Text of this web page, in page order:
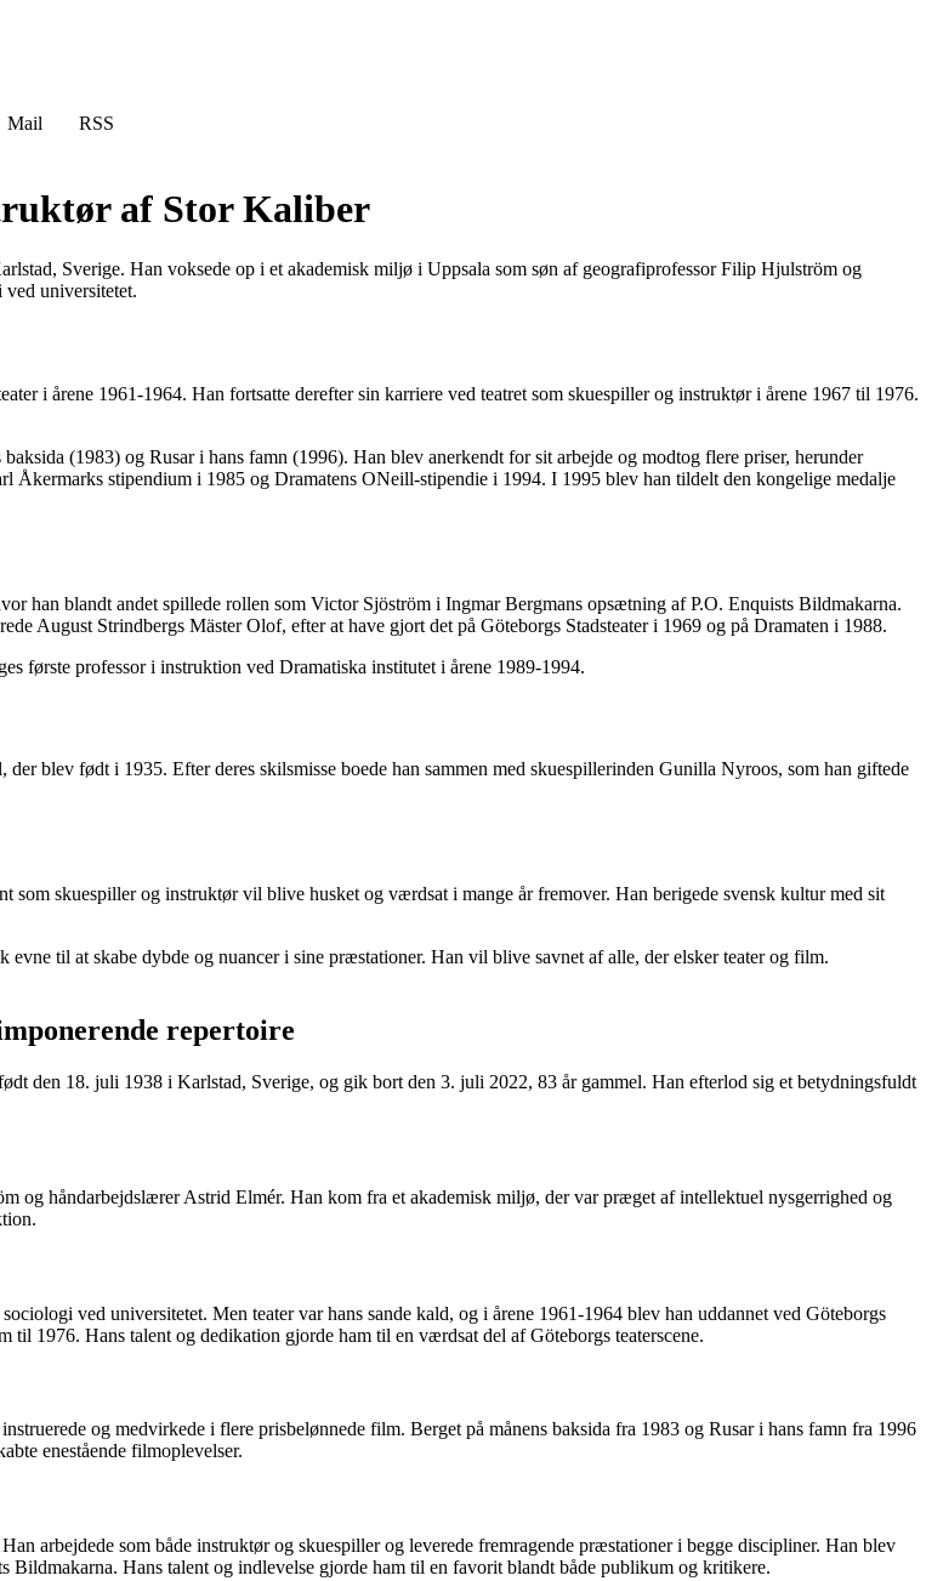
Mail
RSS
af Stor Kaliber
Sverige. Han voksede op i et akademisk miljø i Uppsala som søn af geografiprofessor Filip Hjulström og
universitetet.
i årene 1961-1964. Han fortsatte derefter sin karriere ved teatret som skuespiller og instruktør i årene 1967 til 1976.
(1983) og Rusar i hans famn (1996). Han blev anerkendt for sit arbejde og modtog flere priser, herunder
Åkermarks stipendium i 1985 og Dramatens ONeill-stipendie i 1994. I 1995 blev han tildelt den kongelige medalje
han blandt andet spillede rollen som Victor Sjöström i Ingmar Bergmans opsætning af P.O. Enquists Bildmakarna.
August Strindbergs Mäster Olof, efter at have gjort det på Göteborgs Stadsteater i 1969 og på Dramaten i 1988.
første professor i instruktion ved Dramatiska institutet i årene 1989-1994.
blev født i 1935. Efter deres skilsmisse boede han sammen med skuespillerinden Gunilla Nyroos, som han giftede
skuespiller og instruktør vil blive husket og værdsat i mange år fremover. Han berigede svensk kultur med sit
til at skabe dybde og nuancer i sine præstationer. Han vil blive savnet af alle, der elsker teater og film.
repertoire
den 18. juli 1938 i Karlstad, Sverige, og gik bort den 3. juli 2022, 83 år gammel. Han efterlod sig et betydningsfuldt
og håndarbejdslærer Astrid Elmér. Han kom fra et akademisk miljø, der var præget af intellektuel nysgerrighed og
ved universitetet. Men teater var hans sande kald, og i årene 1961-1964 blev han uddannet ved Göteborgs
til 1976. Hans talent og dedikation gjorde ham til en værdsat del af Göteborgs teaterscene.
og medvirkede i flere prisbelønnede film. Berget på månens baksida fra 1983 og Rusar i hans famn fra 1996
enestående filmoplevelser.
arbejdede som både instruktør og skuespiller og leverede fremragende præstationer i begge discipliner. Han blev
Hans talent og indlevelse gjorde ham til en favorit blandt både publikum og kritikere.